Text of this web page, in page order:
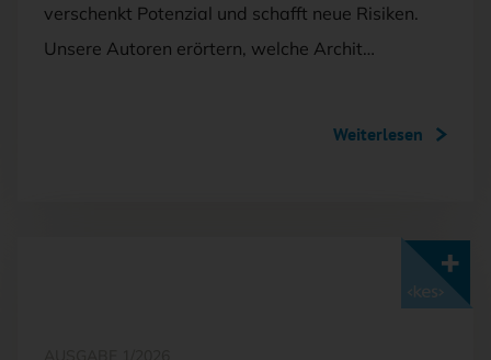
verschenkt Potenzial und schafft neue Risiken.
Unsere Autoren erörtern, welche Archit…
Weiterlesen